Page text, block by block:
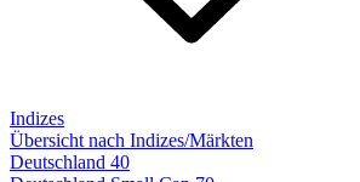
Indizes
Übersicht nach Indizes/Märkten
Deutschland 40